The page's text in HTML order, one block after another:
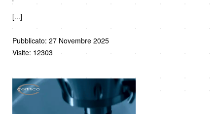
[...]
Pubblicato: 27 Novembre 2025
Visite: 12303